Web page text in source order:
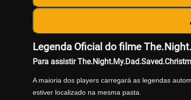
Legenda Oficial do filme
Para assistir
A maioria dos players carregará as legendas
estiver localizado na mesma pasta.